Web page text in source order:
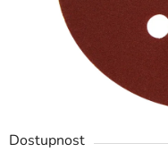
Dostupnost